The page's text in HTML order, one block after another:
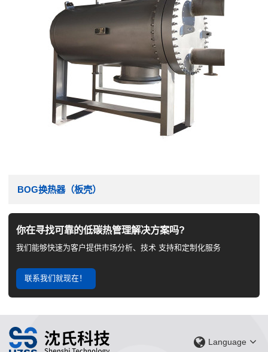
BOG换热器（板壳）
你在寻找可靠的低碳热管理解决方案吗?
我们能够快速为客户提供市场分析、技术 支持和定制化服务
联系我们就现在！
Language